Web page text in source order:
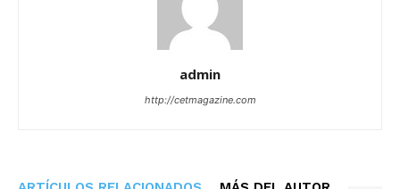
admin
http://cetmagazine.com